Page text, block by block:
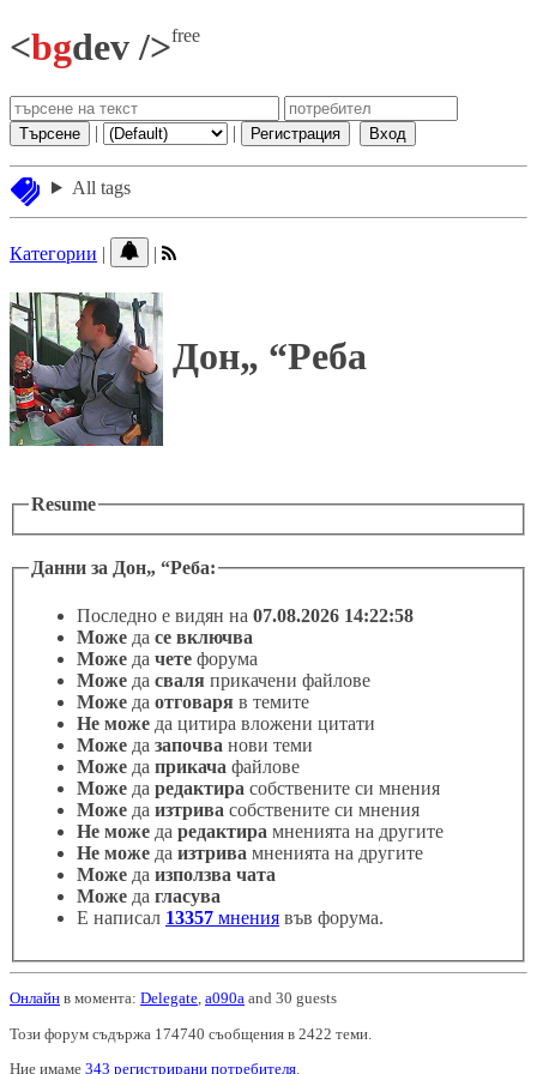
<bgdev />free
Търсене | | Регистрация Вход
All tags
Категории | |
Дон Реба
Resume
Данни за Дон Реба:
Последно е видян на 07.08.2026 14:22:58
Може да се включва
Може да чете форума
Може да сваля прикачени файлове
Може да отговаря в темите
Не може да цитира вложени цитати
Може да започва нови теми
Може да прикача файлове
Може да редактира собствените си мнения
Може да изтрива собствените си мнения
Не може да редактира мненията на другите
Не може да изтрива мненията на другите
Може да използва чата
Може да гласува
Е написал 13357 мнения във форума.
Онлайн в момента: Delegate, a090a and 30 guests
Този форум съдържа 174740 съобщения в 2422 теми.
Ние имаме 343 регистрирани потребителя